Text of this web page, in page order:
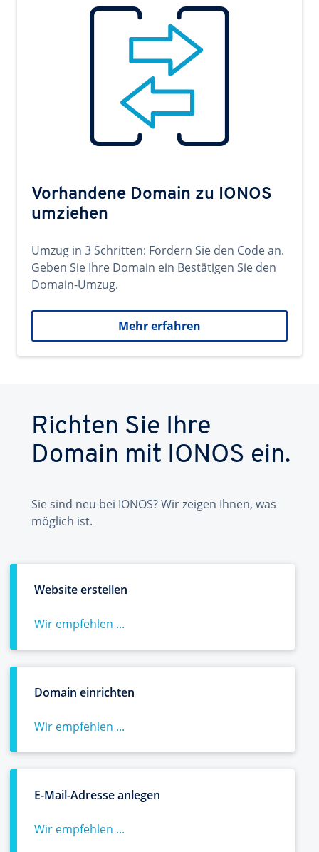
Vorhandene Domain zu IONOS
umziehen
Umzug in 3 Schritten: Fordern Sie den Code an.
Geben Sie Ihre Domain ein Bestätigen Sie den
Domain-Umzug.
Mehr erfahren
Richten Sie Ihre
Domain mit IONOS ein.
Sie sind neu bei IONOS? Wir zeigen Ihnen, was
möglich ist.
Website erstellen
Wir empfehlen ...
Domain einrichten
Wir empfehlen ...
E-Mail-Adresse anlegen
Wir empfehlen ...